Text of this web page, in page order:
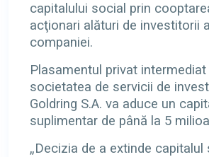
capitalului social prin
acţionari alături de investitorii
companiei.
Plasamentul privat intermediat
societatea de servicii de
Goldring S.A. va aduce un
suplimentar de până la 5
„Decizia de a extinde capitalul